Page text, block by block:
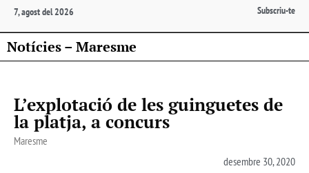
7, agost del 2026 Subscriu-te
Notícies – Maresme
L’explotació de les guinguetes de
la platja, a concurs
Maresme
desembre 30, 2020